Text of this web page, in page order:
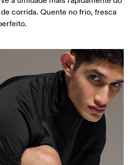
corrida. Quente no frio, fresca